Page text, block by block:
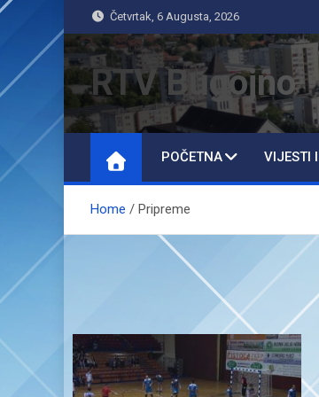
Četvrtak, 6 Augusta, 2026
RTV Bugojno
POČETNA VIJESTI
Home Pripreme